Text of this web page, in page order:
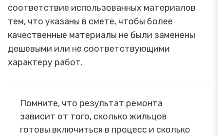
соответствие использованных материалов
тем, что указаны в смете, чтобы более
качественные материалы не были заменены
дешевыми или не соответствующими
характеру работ.
Помните, что результат ремонта
зависит от того, сколько жильцов
готовы включиться в процесс и сколько